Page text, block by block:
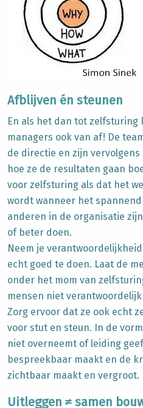
Afblijven én steunen
En als het dan tot zelfsturing
managers ook van af! De
de directie en zijn
hoe ze de resultaten gaan
voor zelfsturing als dat het
wordt wanneer het
anderen in de organisatie
of beter doen.
Neem je
echt goed te doen. Laat de
onder het mom van
mensen niet
Zorg ervoor dat ze ook echt
voor stut en steun. In de
niet overneemt of leiding
bespreekbaar maakt en de
zichtbaar maakt en vergroot.
Uitleggen ≠ samen